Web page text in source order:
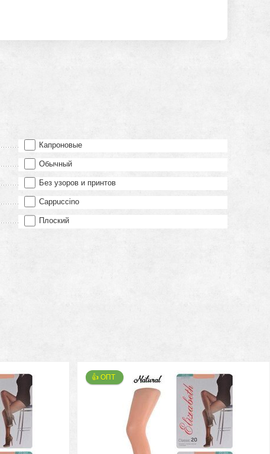
Капроновые
Обычный
Без узоров и принтов
Cappuccino
Плоский
👍 ОПТ